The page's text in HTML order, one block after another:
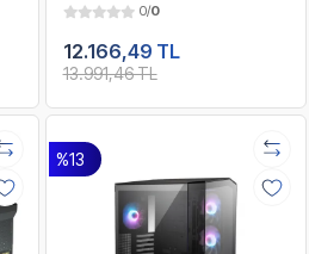
Premium RGB Beyaz Gaming
Kasa
0/0
12.166,49 TL
13.991,46 TL
%13